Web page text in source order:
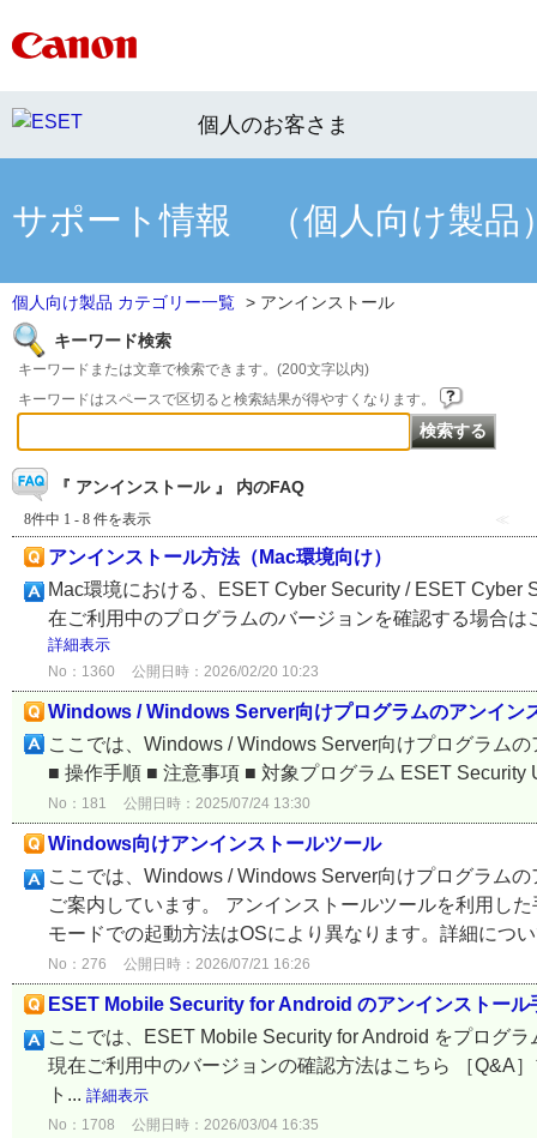
個人のお客さま
サポート情報 （個人向け製品
個人向け製品 カテゴリー一覧 > アンインストール
キーワード検索
キーワードまたは文章で検索できます。(200文字以内)
キーワードはスペースで区切ると検索結果が得やすくなります。
『 アンインストール 』 内のFAQ
8件中 1 - 8 件を表示 ≪
アンインストール方法（Mac環境向け）
Mac環境における、ESET Cyber Security / ESET
在ご利用中のプログラムのバージョンを確認する場合
詳細表示
No：1360 公開日時：2026/02/20 10:23
Windows / Windows Server向けプログラムのアンイン
ここでは、Windows / Windows Server向けプログラム
■ 操作手順 ■ 注意事項 ■ 対象プログラム ESET
No：181 公開日時：2025/07/24 13:30
Windows向けアンインストールツール
ここでは、Windows / Windows Server向けプログラム
ご案内しています。 アンインストールツールを利用し
モードでの起動方法はOSにより異なります。詳細につ
No：276 公開日時：2026/07/21 16:26
ESET Mobile Security for Android のアンインストール
ここでは、ESET Mobile Security for Android をプログ
現在ご利用中のバージョンの確認方法はこちら ［Q&A
ト... 詳細表示
No：1708 公開日時：2026/03/04 16:35